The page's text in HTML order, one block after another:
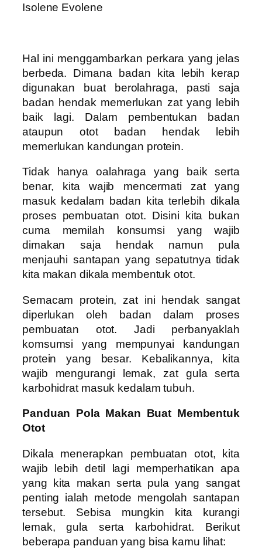
Isolene Evolene
Hal ini menggambarkan perkara yang jelas
berbeda. Dimana badan kita lebih kerap
digunakan buat berolahraga, pasti saja
badan hendak memerlukan zat yang lebih
baik lagi. Dalam pembentukan badan
ataupun otot badan hendak lebih
memerlukan kandungan protein.
Tidak hanya oalahraga yang baik serta
benar, kita wajib mencermati zat yang
masuk kedalam badan kita terlebih dikala
proses pembuatan otot. Disini kita bukan
cuma memilah konsumsi yang wajib
dimakan saja hendak namun pula
menjauhi santapan yang sepatutnya tidak
kita makan dikala membentuk otot.
Semacam protein, zat ini hendak sangat
diperlukan oleh badan dalam proses
pembuatan otot. Jadi perbanyaklah
komsumsi yang mempunyai kandungan
protein yang besar. Kebalikannya, kita
wajib mengurangi lemak, zat gula serta
karbohidrat masuk kedalam tubuh.
Panduan Pola Makan Buat Membentuk
Otot
Dikala menerapkan pembuatan otot, kita
wajib lebih detil lagi memperhatikan apa
yang kita makan serta pula yang sangat
penting ialah metode mengolah santapan
tersebut. Sebisa mungkin kita kurangi
lemak, gula serta karbohidrat. Berikut
beberapa panduan yang bisa kamu lihat: